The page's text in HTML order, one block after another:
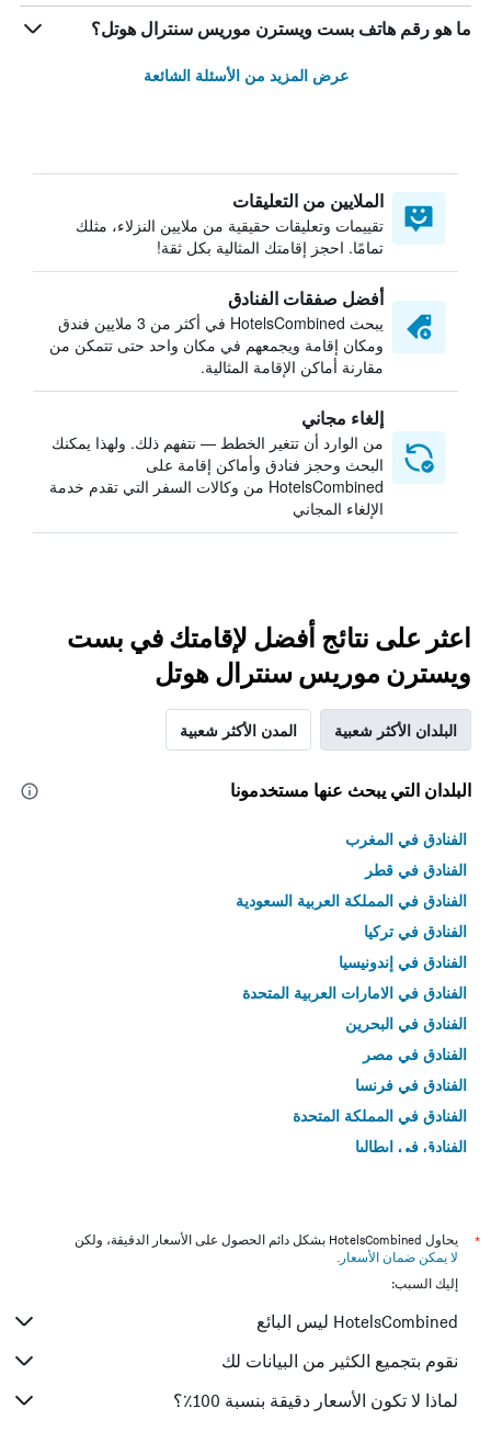
ما هو رقم هاتف بست ويسترن موريس سنترال هوتل؟
عرض المزيد من الأسئلة الشائعة
الملايين من التعليقات
تقييمات وتعليقات حقيقية من ملايين النزلاء، مثلك
تمامًا. احجز إقامتك المثالية بكل ثقة!
أفضل صفقات الفنادق
يبحث HotelsCombined في أكثر من 3 ملايين فندق
ومكان إقامة ويجمعهم في مكان واحد حتى تتمكن من
مقارنة أماكن الإقامة المثالية.
إلغاء مجاني
من الوارد أن تتغير الخطط — نتفهم ذلك. ولهذا يمكنك
البحث وحجز فنادق وأماكن إقامة على
HotelsCombined من وكالات السفر التي تقدم خدمة
الإلغاء المجاني
اعثر على نتائج أفضل لإقامتك في بست
ويسترن موريس سنترال هوتل
البلدان الأكثر شعبية المدن الأكثر شعبية
البلدان التي يبحث عنها مستخدمونا
الفنادق في المغرب
الفنادق في قطر
الفنادق في المملكة العربية السعودية
الفنادق في تركيا
الفنادق في إندونيسيا
الفنادق في الامارات العربية المتحدة
الفنادق في البحرين
الفنادق في مصر
الفنادق في فرنسا
الفنادق في المملكة المتحدة
الفنادق في إيطاليا
*
يحاول HotelsCombined بشكل دائم الحصول على الأسعار الدقيقة، ولكن
لا يمكن ضمان الأسعار .
إليك السبب:
HotelsCombined ليس البائع
نقوم بتجميع الكثير من البيانات لك
لماذا لا تكون الأسعار دقيقة بنسبة 100٪؟